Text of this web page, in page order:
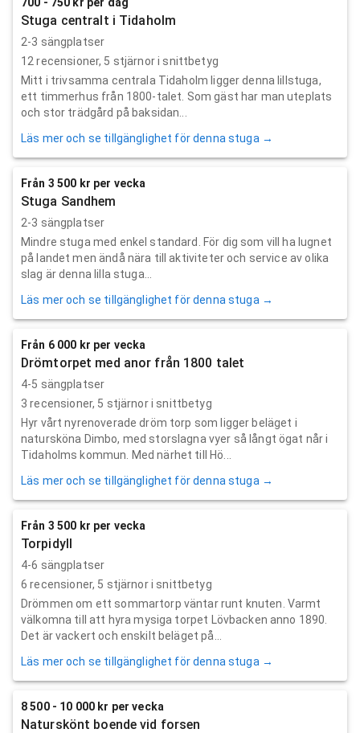
Stuga centralt i Tidaholm
2-3 sängplatser
12 recensioner, 5 stjärnor i snittbetyg
Mitt i trivsamma centrala Tidaholm ligger denna lillstuga,
ett timmerhus från 1800-talet. Som gäst har man uteplats
och stor trädgård på baksidan...
Läs mer och se tillgänglighet för denna stuga →
Från 3 500 kr per vecka
Stuga Sandhem
2-3 sängplatser
Mindre stuga med enkel standard. För dig som vill ha lugnet
på landet men ändå nära till aktiviteter och service av olika
slag är denna lilla stuga...
Läs mer och se tillgänglighet för denna stuga →
Från 6 000 kr per vecka
Drömtorpet med anor från 1800 talet
4-5 sängplatser
3 recensioner, 5 stjärnor i snittbetyg
Hyr vårt nyrenoverade dröm torp som ligger beläget i
natursköna Dimbo, med storslagna vyer så långt ögat når i
Tidaholms kommun. Med närhet till Hö...
Läs mer och se tillgänglighet för denna stuga →
Från 3 500 kr per vecka
Torpidyll
4-6 sängplatser
6 recensioner, 5 stjärnor i snittbetyg
Drömmen om ett sommartorp väntar runt knuten. Varmt
välkomna till att hyra mysiga torpet Lövbacken anno 1890.
Det är vackert och enskilt beläget på...
Läs mer och se tillgänglighet för denna stuga →
8 500 - 10 000 kr per vecka
Naturskönt boende vid forsen